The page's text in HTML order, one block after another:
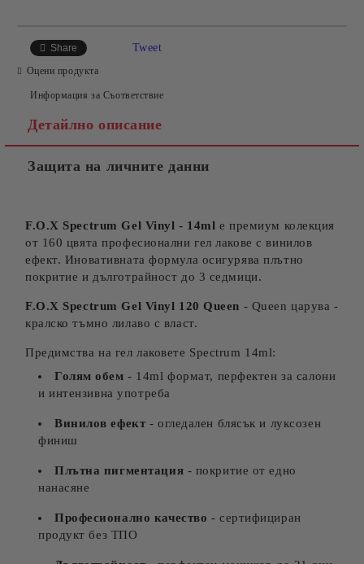
Съгласен съм с
Ние ще се свържем с вас в рамките на работния ден.
Share Tweet
Оцени продукта
Информация за Съответствие
Детайлно описание
Защита на личните данни
F.O.X Spectrum Gel Vinyl - 14ml е премиум колекция
от 160 цвята професионални гел лакове с винилов
ефект. Иновативната формула осигурява плътно
покритие и дълготрайност до 3 седмици.
F.O.X Spectrum Gel Vinyl 120 Queen - Queen царува -
кралско тъмно лилаво с власт.
Предимства на гел лаковете Spectrum 14ml:
Голям обем - 14ml формат, перфектен за салони
и интензивна употреба
Винилов ефект - огледален блясък и луксозен
финиш
Плътна пигментация - покритие от едно
нанасяне
Професионално качество - сертифициран
продукт без ТПО